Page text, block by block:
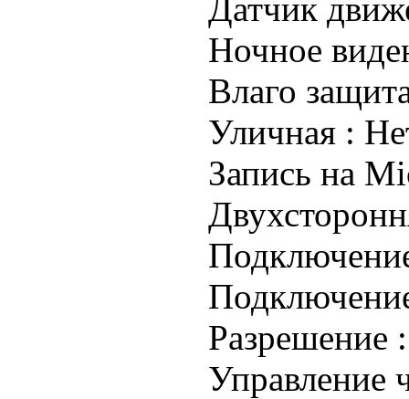
Датчик
Ночное
Влаго
Уличная :
Запись на
Разрешение
Управление